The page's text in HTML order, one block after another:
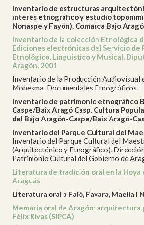
Inventario de estructuras
interés etnográfico y estudio
Nonaspe y Fayón). Comarca Bajo
Inventario de la colección Etnológica
Ediciones electrónicas del Servicio de
Etnológico, Linguístico y Musical.
Aragón, 2001
Inventario de la Producción Audiovisual
Monesma. Documentales Etnográficos
Inventario de patrimonio etnográfico
Caspe/Baix Aragó Casp. Cultura
del Bajo Aragón-Caspe/Baix Aragó-
Inventario del Parque Cultural del
Inventario del Parque Cultural del
(Arquitectónico y Etnográfico),
Patrimonio Cultural del Gobierno de
Literatura de tradición oral en la Hoya
Araguás
Literatura oral a Faió, Favara, Maella i
Memoria oral de Aragón: arquitectura
Félix Rivas (SIPCA)